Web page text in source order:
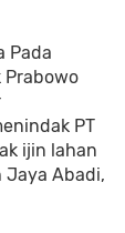
Pada
Prabowo
PT
ijin lahan
Jaya Abadi,